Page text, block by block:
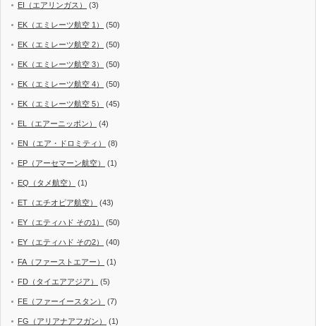
EI（エアリンガス） (3)
EK（エミレーツ航空 1） (50)
EK（エミレーツ航空 2） (50)
EK（エミレーツ航空 3） (50)
EK（エミレーツ航空 4） (50)
EK（エミレーツ航空 5） (45)
EL（エアーニッポン） (4)
EN（エア・ドロミティ） (8)
EP（アーセマーン航空） (1)
EQ（タメ航空） (1)
ET（エチオピア航空） (43)
EY（エティハド その1） (50)
EY（エティハド その2） (40)
FA（ファーストエアー） (1)
FD（タイエアアジア） (5)
FE（ファーイースタン） (7)
FG（アリアナアフガン） (1)